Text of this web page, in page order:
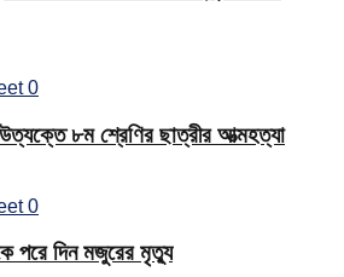
0
উত্যক্তে ৮ম শ্রেণির ছাত্রীর আত্মহত্যা
0
পরে দিন মজুরের মৃত্যু